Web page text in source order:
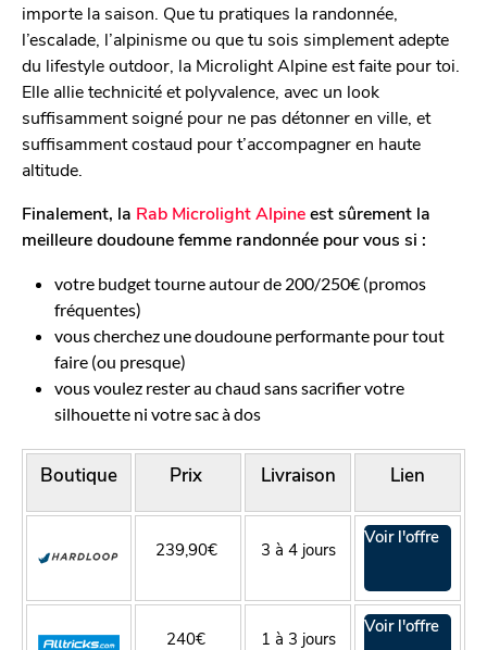
importe la saison. Que tu pratiques la randonnée,
l’escalade, l’alpinisme ou que tu sois simplement adepte
du lifestyle outdoor, la Microlight Alpine est faite pour toi.
Elle allie technicité et polyvalence, avec un look
suffisamment soigné pour ne pas détonner en ville, et
suffisamment costaud pour t’accompagner en haute
altitude.
Finalement, la Rab Microlight Alpineest sûrement la
meilleure doudoune femme randonnée pour vous si :
votre budget tourne autour de 200/250€ (promos
fréquentes)
vous cherchez une doudoune performante pour tout
faire (ou presque)
vous voulez rester au chaud sans sacrifier votre
silhouette ni votre sac à dos
Boutique Prix Livraison Lien
239,90€ 3 à 4 jours
Voir l'offre
240€ 1 à 3 jours
Voir l'offre